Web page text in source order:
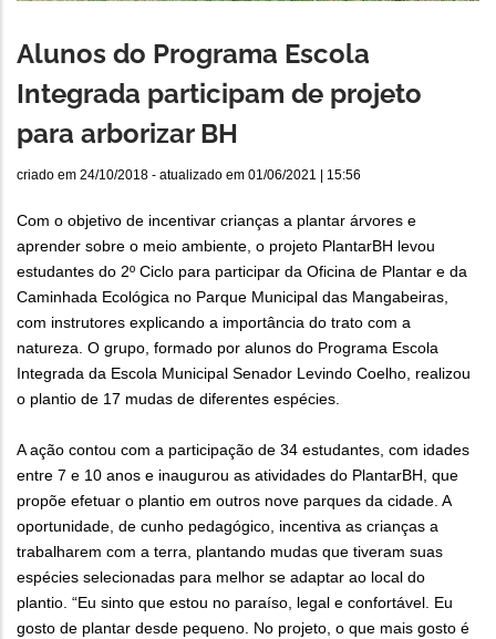
Alunos do Programa Escola
Integrada participam de projeto
para arborizar BH
criado em 24/10/2018 - atualizado em 01/06/2021 | 15:56
Com o objetivo de incentivar crianças a plantar árvores e
aprender sobre o meio ambiente, o projeto PlantarBH levou
estudantes do 2º Ciclo para participar da Oficina de Plantar e da
Caminhada Ecológica no Parque Municipal das Mangabeiras,
com instrutores explicando a importância do trato com a
natureza. O grupo, formado por alunos do Programa Escola
Integrada da Escola Municipal Senador Levindo Coelho, realizou
o plantio de 17 mudas de diferentes espécies.
A ação contou com a participação de 34 estudantes, com idades
entre 7 e 10 anos e inaugurou as atividades do PlantarBH, que
propõe efetuar o plantio em outros nove parques da cidade. A
oportunidade, de cunho pedagógico, incentiva as crianças a
trabalharem com a terra, plantando mudas que tiveram suas
espécies selecionadas para melhor se adaptar ao local do
plantio. “Eu sinto que estou no paraíso, legal e confortável. Eu
gosto de plantar desde pequeno. No projeto, o que mais gosto é